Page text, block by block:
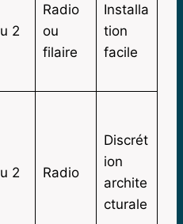
2
Radio
ou
filaire
Installa
tion
facile
2 Radio
Discrét
ion
archite
cturale